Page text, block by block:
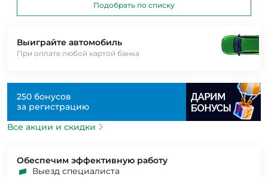
Выиграйте автомобиль
При оплате любой картой банка
250 бонусов
за регистрацию
Все акции и скидки
Обеспечим эффективную работу
Выезд специалиста
Подобрать по списку